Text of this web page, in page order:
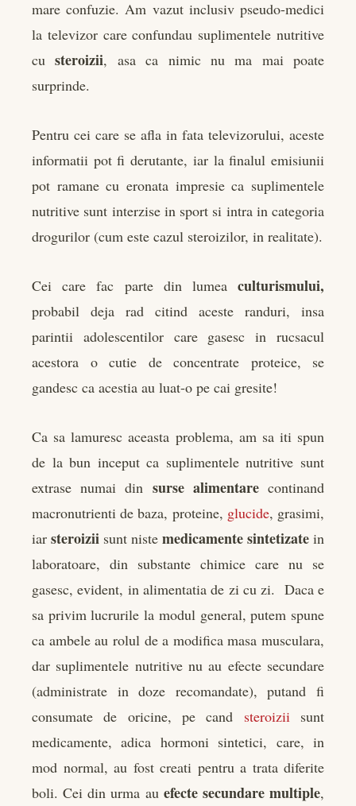
mare confuzie. Am vazut inclusiv pseudo-medici
la televizor care confundau suplimentele nutritive
custeroizii, asa ca nimic nu ma mai poate
surprinde.
Pentru cei care se afla in fata televizorului, aceste
informatii pot fi derutante, iar la finalul emisiunii
pot ramane cu eronata impresie ca suplimentele
nutritive sunt interzise in sport si intra in categoria
drogurilor (cum este cazul steroizilor, in realitate).
Cei care fac parte din lumea culturismului,
probabil deja rad citind aceste randuri, insa
parintii adolescentilor care gasesc in rucsacul
acestora o cutie de concentrate proteice, se
gandesc ca acestia au luat-o pe cai gresite!
Ca sa lamuresc aceasta problema, am sa iti spun
de la bun inceput ca suplimentele nutritive sunt
extrase numai din surse alimentarecontinand
macronutrienti de baza, proteine, glucide, grasimi,
iar steroizii sunt niste medicamente sintetizate in
laboratoare, din substante chimice care nu se
gasesc, evident, in alimentatia de zi cu zi. Daca e
sa privim lucrurile la modul general, putem spune
ca ambele au rolul de a modifica masa musculara,
dar suplimentele nutritive nu au efecte secundare
(administrate in doze recomandate), putand fi
consumate de oricine, pe cand steroizii sunt
medicamente, adica hormoni sintetici, care, in
mod normal, au fost creati pentru a trata diferite
boli. Cei din urma au efecte secundare multiple,